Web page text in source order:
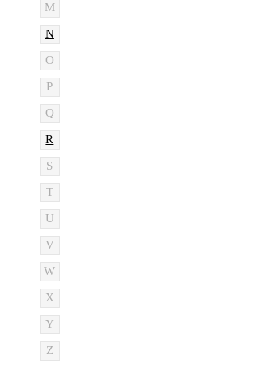
M
N
O
P
Q
R
S
T
U
V
W
X
Y
Z